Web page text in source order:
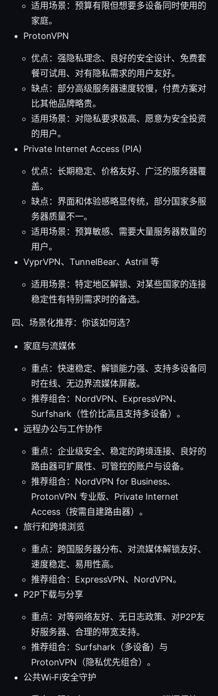
适用场景：预算有限但想要多设备同时使用的
家庭。
ProtonVPN
优点：强隐私理念、良好的安全设计、免费套
餐可试用、对有隐私需求的用户友好。
缺点：部分高级服务器速度较慢，付费方案对
比其他品牌略贵。
适用场景：对隐私要求极高、愿意为安全投资
的用户。
Private Internet Access (PIA)
优点：长期稳定、价格友好、广泛的服务器覆
盖。
缺点：界面和体验感略显传统，部分国家多服
务器质量不一。
适用场景：预算敏感、需要大量服务器数量的
用户。
VyprVPN、TunnelBear、Astrill 等
适用场景：特定地区解锁、对某些国家的连接
稳定性有特别需求时的备选。
四、场景化推荐：你该如何选？
家庭与流媒体
重点：快速稳定、解锁能力强、支持多设备同
时在线、无边界流媒体屏蔽。
推荐组合：NordVPN、ExpressVPN、
Surfshark（性价比高且支持多设备）。
远程办公与工作协作
重点：企业级安全、稳定的跨境连接、良好的
路由器可扩展性、可管控的账户与设备。
推荐组合：NordVPN for Business、
ProtonVPN 专业版、Private Internet
Access（按需自建路由器）。
旅行和跨境浏览
重点：跨国服务器分布、对流媒体解锁友好、
速度稳定、易用性高。
推荐组合：ExpressVPN、NordVPN。
P2P下载与分享
重点：对等网络友好、无日志政策、对P2P友
好服务器、合理的带宽支持。
推荐组合：Surfshark（多设备）与
ProtonVPN（隐私优先组合）。
公共Wi‑Fi安全守护